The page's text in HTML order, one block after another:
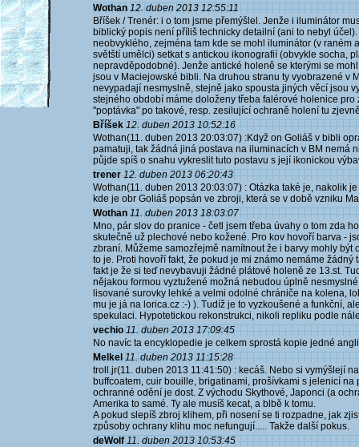
Wothan 12. duben 2013 12:55:11
Bříšek / Trenér: i o tom jsme přemýšlel. Jenže i iluminátor
biblický popis není příliš technicky detailní (ani to nebyl
neobvyklého, zejména tam kde se mohl iluminátor (v raném
světští umělci) setkat s antickou ikonografií (obvykle socha,
nepravděpodobné). Jenže antické holeně se kterými se
jsou v Maciejowské bibli. Na druhou stranu ty vyobrazené v
nevypadají nesmyslně, stejně jako spousta jiných věcí jsou
stejného období máme doloženy třeba falérové holenice
"poptávka" po takové, resp. zesilující ochraně holení tu
Bříšek 12. duben 2013 10:52:16
Wothan(11. duben 2013 20:03:07) :Když on Goliáš v bibli
pamatuji, tak žádná jiná postava na iluminacích v BM nemá
půjde spíš o snahu vykreslit tuto postavu s její ikonickou
trener 12. duben 2013 06:20:43
Wothan(11. duben 2013 20:03:07) : Otázka také je, nakolik
kde je obr Goliáš popsán ve zbroji, která se v době vzniku
Wothan 11. duben 2013 18:03:07
Mno, pár slov do pranice - četl jsem třeba úvahy o tom zda
skutečně už plechové nebo kožené. Pro kov hovoří barva -
zbraní. Můžeme samozřejmě namítnout že i barvy mohly
to je. Proti hovoří fakt, že pokud je mi známo nemáme
fakt je že si teď nevybavuji žádné plátové holeně ze 13.st.
nějakou formou vyztužené možná nebudou úplně
lisované surovky lehké a velmi odolné chrániče na kolena,
mu je já na lorica.cz :-) ). Tudíž je to vyzkoušené a funkční,
spekulaci. Hypotetickou rekonstrukci, nikoli repliku podle
vechio 11. duben 2013 17:09:45
No navíc ta encyklopedie je celkem sprostá kopie jedné
Melkel 11. duben 2013 11:15:28
troll.jr(11. duben 2013 11:41:50) : kecáš. Nebo si vymýšlejí
buffcoatem, cuir bouille, brigatinami, prošívkami s jelenicí
ochranné odění je dost. Z východu Skythové, Japonci (a
Amerika to samé. Ty ale musíš kecat, a blbě k tomu.
A pokud slepíš zbroj klihem, při nosení se ti rozpadne, jak
způsoby ochrany klihu moc nefungují..... Takže další pokus.
deWolf 11. duben 2013 10:53:45